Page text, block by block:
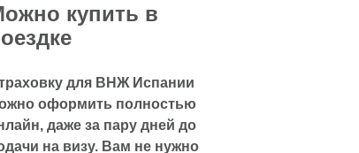
купить в
для ВНЖ Испании
оформить полностью
даже за пару дней до
на визу. Вам не нужно